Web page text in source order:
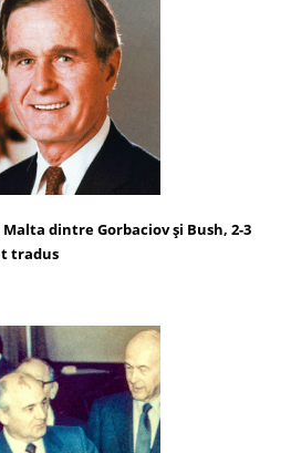
dintre Gorbaciov și Bush, 2-3
tradus